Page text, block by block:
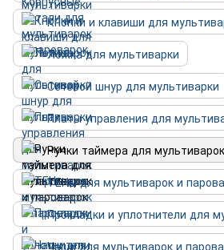
Кнопки и клавиши для
Ложка для мультиварки
Сетевой шнур для мультиварки
Платы управления для
Ручки таймера для
ТЕНы для мультиварок и
Прокладки и уплотнители для
Чаши для мультиварок и